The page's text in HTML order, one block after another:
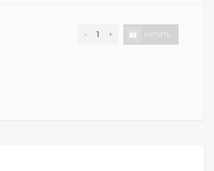
- + КУПИТЬ